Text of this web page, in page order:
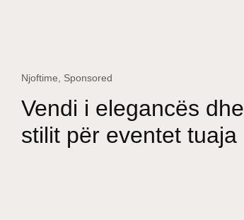
Njoftime Sponsored
Vendi i elegancës dhe
stilit për eventet tuaja